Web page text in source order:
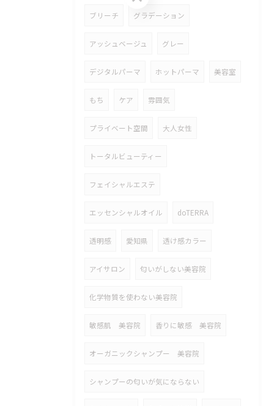
ブリーチ グラデーション
アッシュベージュ グレー
デジタルパーマ ホットパーマ 美容室
もち ケア 雰囲気
プライベート空間 大人女性
トータルビューティー
フェイシャルエステ
エッセンシャルオイル doTERRA
透明感 愛知県 透け感カラー
アイサロン 匂いがしない美容院
化学物質を使わない美容院
敏感肌 美容院 香りに敏感 美容院
オーガニックシャンプー 美容院
シャンプーの匂いが気にならない